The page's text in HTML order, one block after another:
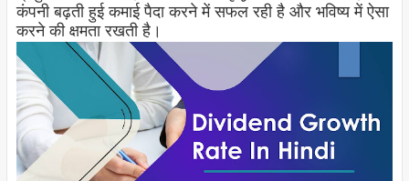
कंपनी बढ़ती हुई कमाई पैदा करने में सफल रही है और भविष्य में ऐसा
करने की क्षमता रखती है।